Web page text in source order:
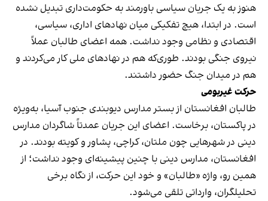
هنوز به یک جریان سیاسی باورمند به حکومت‌داری تبدیل نشده
است. در ابتدا، هیچ تفکیکی میان نهادهای اداری، سیاسی،
اقتصادی و نظامی وجود نداشت. همه اعضای طالبان عملاً
نیروی جنگی بودند. طوری‌که هم در نهادهای ملی کار می‌کردند و
هم در میدان جنگ حضور داشتند.
حرکت غیربومی
طالبان افغانستان از بستر مدارس دیوبندی جنوب آسیا، به‌ویژه
در پاکستان، برخاست. اعضای این جریان عمدتاً شاگردان مدارس
دینی در شهرهایی چون ملتان، کراچی، پشاور و کویته بودند. در
افغانستان، مدارس دینی با چنین پیشینه‌ای وجود نداشت؛ از
همین رو، واژه «طالبان» و خود این حرکت، از نگاه برخی
تحلیلگران، وارداتی تلقی می‌شود.